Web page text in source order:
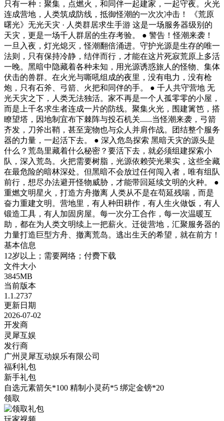
只有一种：聚集，点燃火，和同伴一起建家，一起守夜。火光
连成营地，人类筑成防线，抵御怪潮的一次次冲击！ 《荒原
曙光》无光天灾 · 人类群居求生手游 这是一场服务器级别的
天灾，更是一场千人群居的生存考验。 ● 警告！怪潮来袭！
一旦入夜，灯光熄灭，怪潮翻倍涌进。守护光源是生存的唯一
法则，只有保持冷静，结伴而行，才能在这片死寂荒原上多活
一晚。黑暗中隐藏着各种未知，用光源诱惑旅人的怪物、集体
伏击的兽群。在火光与嘶吼组成的夜里，没有电力，没有枪
炮，只有石斧、弓箭、火把和同伴的手。 ● 千人共守营地 无
光天灾之下，人类无法独活。家不再是一个人孤零零的小屋，
而是上千名求生者连成一片的防线。聚集火光，围建篱笆，搭
瞭望塔，因地制宜布下棘阵与投石机关......当怪潮来袭，弓箭
齐发，刀斧出鞘，甚至宠物也与众人并肩作战。团结整个服务
器的力量，一起活下去。 ● 深入危岛探索 黑暗天灾的源头是
什么？荒岛里藏着什么秘密？要活下去，就必须组建探索小
队，深入荒岛。火把需要树脂，光源依赖荧光果实，这些全藏
在最危险的暗林深处。但黑暗不会放过任何闯入者，唯有组队
前行，想尽办法避开怪物威胁，才能带回延续文明的火种。 ●
重燃文明星火，打造方舟撤离 人类从不是在苟延残喘，而是
奋力重建文明。营地里，有人种田耕作，有人生火做饭，有人
锻造工具，有人加固房屋。每一次分工合作，每一次温暖互
助，都在为人类文明续上一把薪火。迁徙营地，汇聚服务器的
力量打造巨型方舟、撤离荒岛。逃出生天的希望，就在前方！
基本信息
12岁以上；需要网络；付费下载
文件大小
3845MB
当前版本
1.1.2737
更新日期
2026-07-02
开发商
灵犀互娱
发行商
广州灵犀互动娱乐有限公司
福利礼包
新手礼包
自选元素箭矢*100 精制小灵药*5 绑定金镑*20
领取
玩家视频